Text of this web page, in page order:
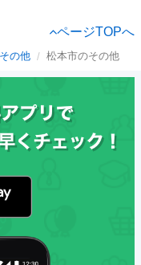
ページTOPへ
の他 松本市のその他